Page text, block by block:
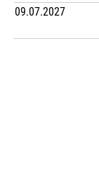
09.07.2027